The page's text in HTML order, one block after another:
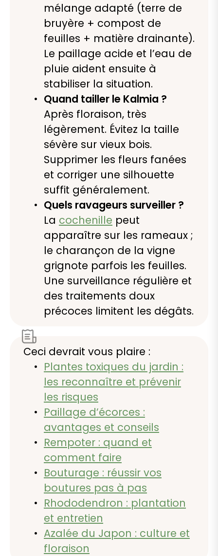
mélange adapté (terre de
bruyère + compost de
feuilles + matière drainante).
Le paillage acide et l’eau de
pluie aident ensuite à
stabiliser la situation.
Quand tailler le Kalmia ?
Après floraison, très
légèrement. Évitez la taille
sévère sur vieux bois.
Supprimer les fleurs fanées
et corriger une silhouette
suffit généralement.
Quels ravageurs surveiller ?
La cochenille peut
apparaître sur les rameaux ;
le charançon de la vigne
grignote parfois les feuilles.
Une surveillance régulière et
des traitements doux
précoces limitent les dégâts.
Ceci devrait vous plaire :
Plantes toxiques du jardin :
les reconnaître et prévenir
les risques
Paillage d’écorces :
avantages et conseils
Rempoter : quand et
comment faire
Bouturage : réussir vos
boutures pas à pas
Rhododendron : plantation
et entretien
Azalée du Japon : culture et
floraison